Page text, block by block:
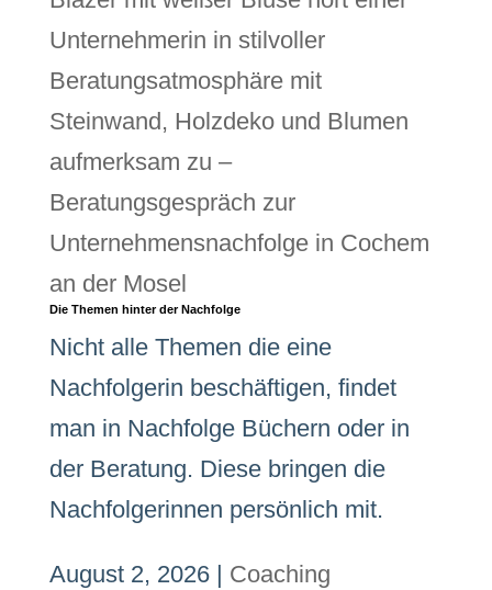
Die Themen hinter der Nachfolge
Nicht alle Themen die eine
Nachfolgerin beschäftigen, findet
man in Nachfolge Büchern oder in
der Beratung. Diese bringen die
Nachfolgerinnen persönlich mit.
August 2, 2026| Coaching